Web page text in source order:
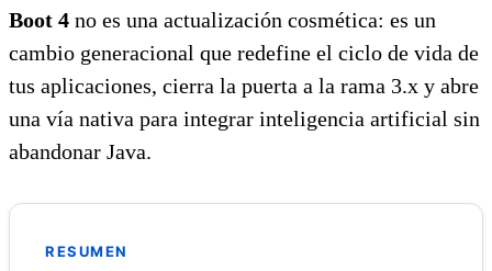
Boot 4 no es una actualización cosmética: es un
cambio generacional que redefine el ciclo de vida de
tus aplicaciones, cierra la puerta a la rama 3.x y abre
una vía nativa para integrar inteligencia artificial sin
abandonar Java.
RESUMEN